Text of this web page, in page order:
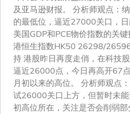
及亚马逊财报。 分析师观点：
的最低位，逼近27000关口，
美国GDP和PCE物价指数的关
港恒生指数HK50 26298/
持 港股昨日再度走俏，在科技
逼近26000点，今日再高开67
月初以来的高位。 分析师观点
试26000关口上方，但暂时未
初高位所在，关注是否会削弱